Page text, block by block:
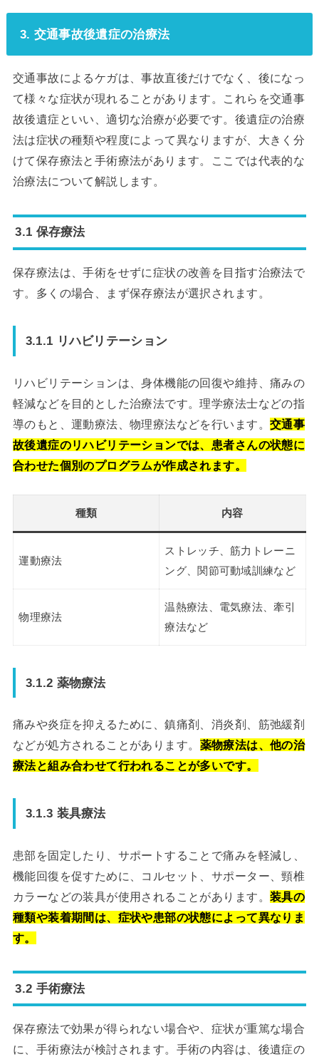
3. 交通事故後遺症の治療法
交通事故によるケガは、事故直後だけでなく、後になっ
て様々な症状が現れることがあります。これらを交通事
故後遺症といい、適切な治療が必要です。後遺症の治療
法は症状の種類や程度によって異なりますが、大きく分
けて保存療法と手術療法があります。ここでは代表的な
治療法について解説します。
3.1 保存療法
保存療法は、手術をせずに症状の改善を目指す治療法で
す。多くの場合、まず保存療法が選択されます。
3.1.1 リハビリテーション
リハビリテーションは、身体機能の回復や維持、痛みの
軽減などを目的とした治療法です。理学療法士などの指
導のもと、運動療法、物理療法などを行います。 交通事
故後遺症のリハビリテーションでは、患者さんの状態に
合わせた個別のプログラムが作成されます。
種類 内容
運動療法
ストレッチ、筋力トレーニ
ング、関節可動域訓練など
物理療法
温熱療法、電気療法、牽引
療法など
3.1.2 薬物療法
痛みや炎症を抑えるために、鎮痛剤、消炎剤、筋弛緩剤
などが処方されることがあります。 薬物療法は、他の治
療法と組み合わせて行われることが多いです。
3.1.3 装具療法
患部を固定したり、サポートすることで痛みを軽減し、
機能回復を促すために、コルセット、サポーター、頸椎
カラーなどの装具が使用されることがあります。 装具の
種類や装着期間は、症状や患部の状態によって異なりま
す。
3.2 手術療法
保存療法で効果が得られない場合や、症状が重篤な場合
に、手術療法が検討されます。手術の内容は、後遺症の